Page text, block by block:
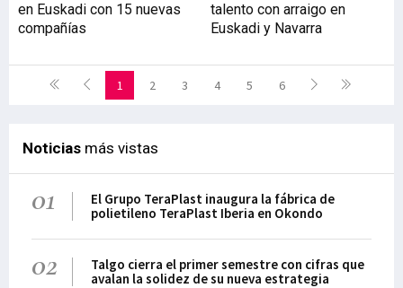
en Euskadi con 15 nuevas
compañías
talento con arraigo en
Euskadi y Navarra
1 2 3 4 5 6
Noticias más vistas
01
El Grupo TeraPlast inaugura la fábrica de
polietileno TeraPlast Iberia en Okondo
02
Talgo cierra el primer semestre con cifras que
avalan la solidez de su nueva estrategia